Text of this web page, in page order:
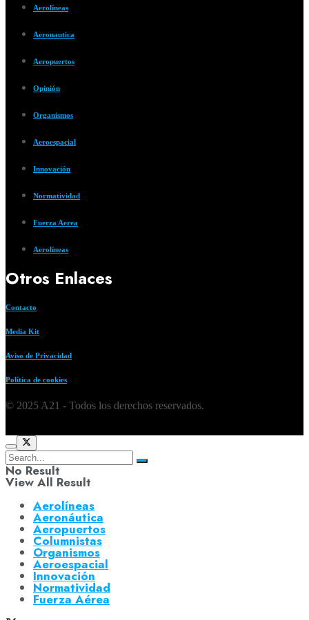
Aerolíneas
Aeronautica
Aeropuertos
Opinión
Organismos
Aeroespacial
Innovación
Normatividad
Fuerza Aerea
Aerolíneas
Otros Enlaces
Contacto
Media Kit
Aviso de Privacidad
Política de cookies
© 2025 A21 - Todos los derechos reservados.
No Result
View All Result
Aerolíneas
Aeronáutica
Aeropuertos
Columnistas
Organismos
Aeroespacial
Innovación
Normatividad
Fuerza Aérea